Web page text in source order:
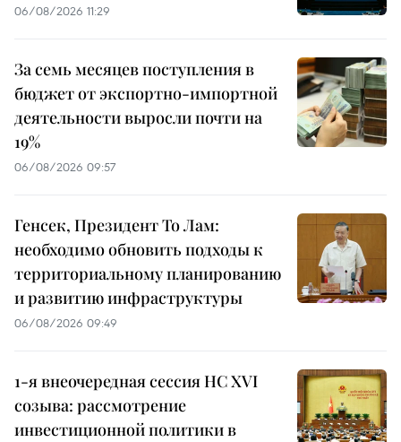
06/08/2026 11:29
За семь месяцев поступления в
бюджет от экспортно-импортной
деятельности выросли почти на
19%
06/08/2026 09:57
Генсек, Президент То Лам:
необходимо обновить подходы к
территориальному планированию
и развитию инфраструктуры
06/08/2026 09:49
1-я внеочередная сессия НС XVI
созыва: рассмотрение
инвестиционной политики в